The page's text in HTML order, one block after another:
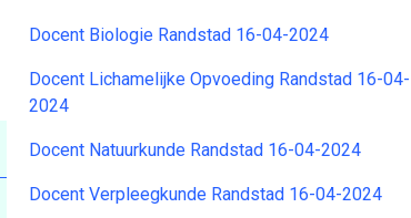
Docent Biologie Randstad 16-04-2024
Docent Lichamelijke Opvoeding Randstad 16-04-
2024
Docent Natuurkunde Randstad 16-04-2024
Docent Verpleegkunde Randstad 16-04-2024